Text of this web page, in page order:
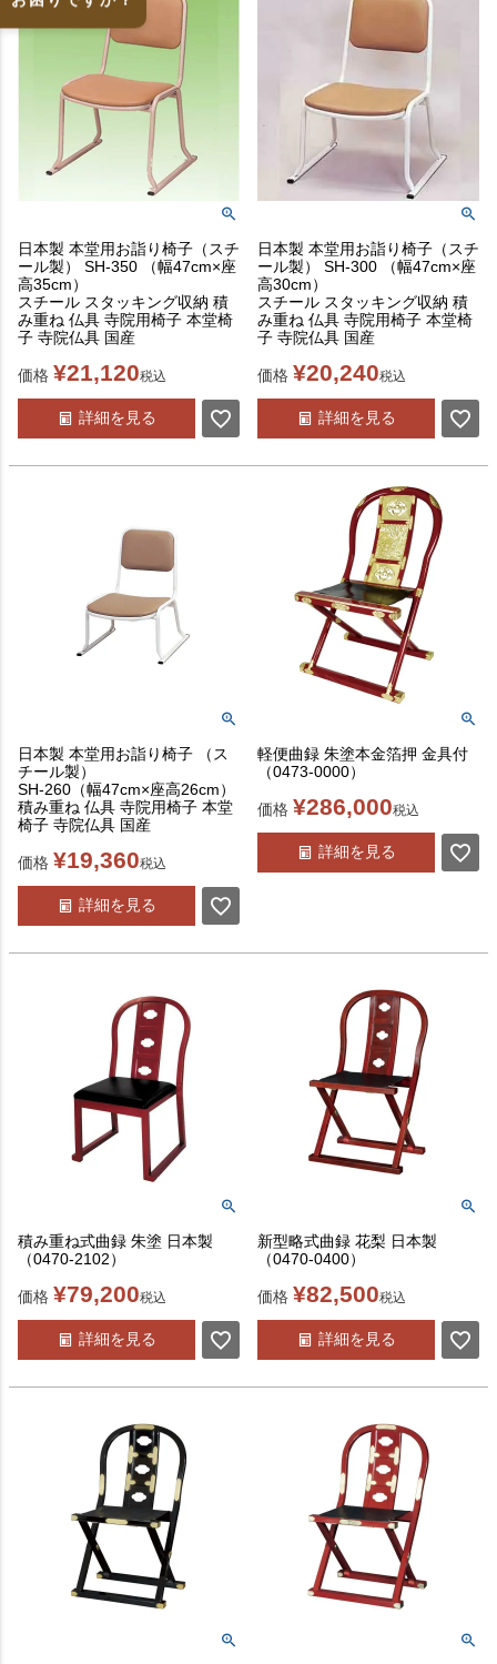
日本製 本堂用お詣り椅子（スチ
ール製） SH-350 （幅47cm×座
高35cm）
スチール スタッキング収納 積
み重ね 仏具 寺院用椅子 本堂椅
子 寺院仏具 国産
価格 ¥21,120税込
詳細を見る
日本製 本堂用お詣り椅子（スチ
ール製） SH-300 （幅47cm×座
高30cm）
スチール スタッキング収納 積
み重ね 仏具 寺院用椅子 本堂椅
子 寺院仏具 国産
価格 ¥20,240税込
詳細を見る
日本製 本堂用お詣り椅子 （ス
チール製）
SH-260（幅47cm×座高26cm）
積み重ね 仏具 寺院用椅子 本堂
椅子 寺院仏具 国産
価格 ¥19,360税込
詳細を見る
軽便曲録 朱塗本金箔押 金具付
（0473-0000）
価格 ¥286,000税込
詳細を見る
積み重ね式曲録 朱塗 日本製
（0470-2102）
価格 ¥79,200税込
詳細を見る
新型略式曲録 花梨 日本製
（0470-0400）
価格 ¥82,500税込
詳細を見る